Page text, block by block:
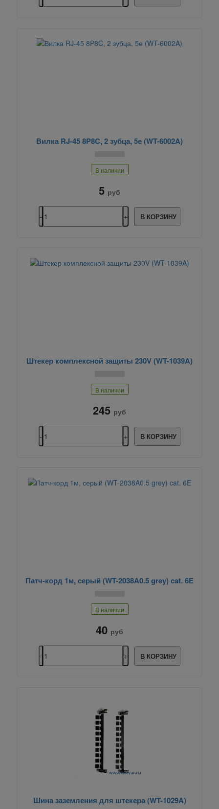
Вилка RJ-45 8P8C, 2 зубца, 5е (WT-6002A)
В наличии
5 руб
В КОРЗИНУ
Штекер комплексной защиты 230V (WT-1039A)
В наличии
245 руб
В КОРЗИНУ
Патч-корд 1м, серый (WT-2038A0.5 grey) cat. 6E
В наличии
40 руб
В КОРЗИНУ
Шина заземления для штекера (WT-1029A)